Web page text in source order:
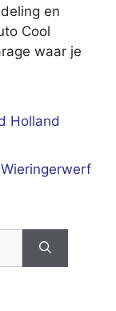
en
Cool
waar je
Holland